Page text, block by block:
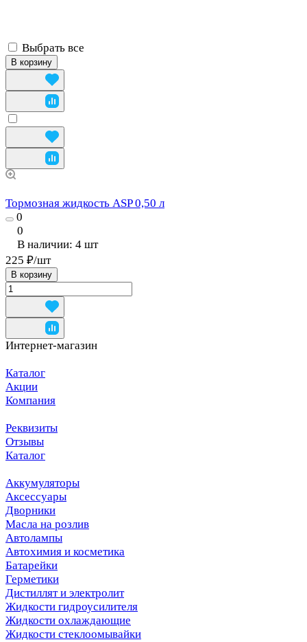
Выбрать все
В корзину
Тормозная жидкость ASP 0,50 л
0
0
В наличии: 4 шт
225 ₽/шт
В корзину
Интернет-магазин
Каталог
Акции
Компания
Реквизиты
Отзывы
Каталог
Аккумуляторы
Аксессуары
Дворники
Масла на розлив
Автолампы
Автохимия и косметика
Батарейки
Герметики
Дистиллят и электролит
Жидкости гидроусилителя
Жидкости охлаждающие
Жидкости стеклоомывайки